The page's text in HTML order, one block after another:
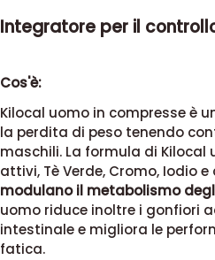
Integratore per il
Cos'è:
Kilocal uomo in compresse è
la perdita di peso tenendo
maschili. La formula di
attivi, Tè Verde, Cromo, Iodio
modulano il metabolismo
uomo riduce inoltre i gonfiori
intestinale e migliora le
fatica.